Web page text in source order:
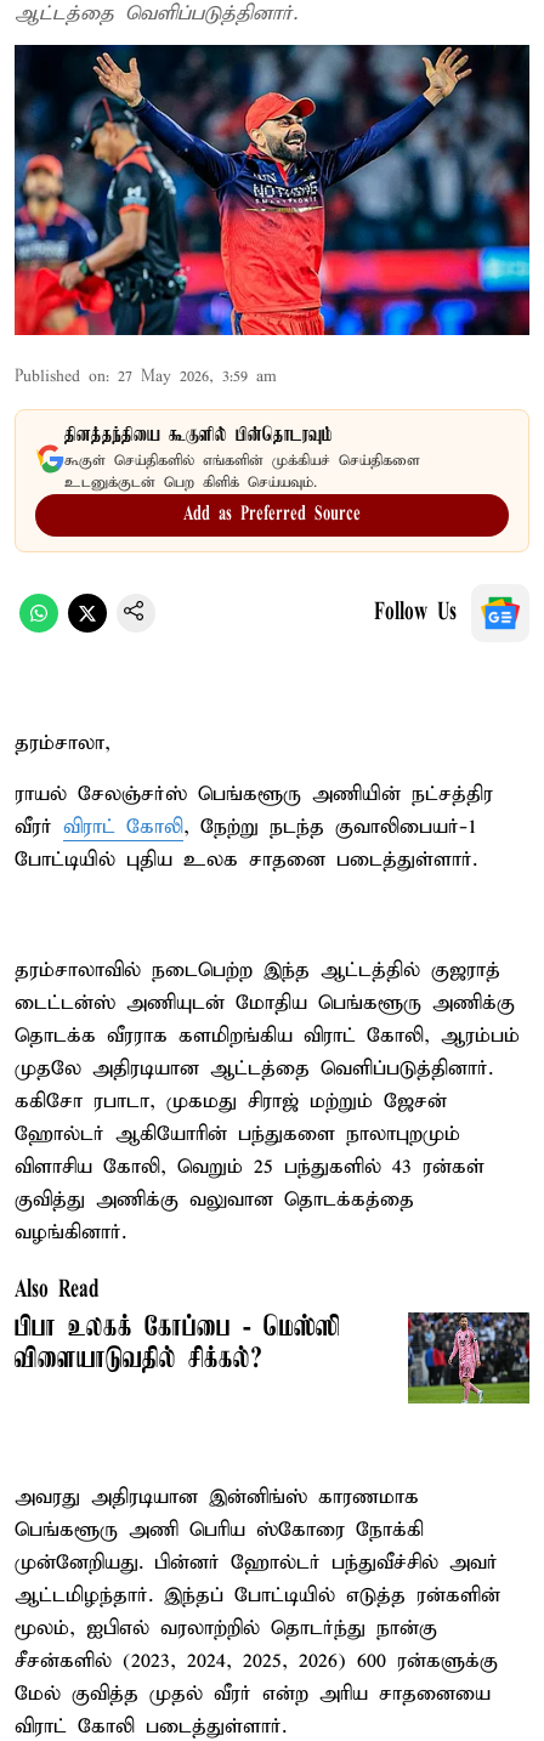
ஆட்டத்தை வெளிப்படுத்தினார்.
Published on: 27 May 2026, 3:59 am
தினத்தந்தியை கூகுளில் பின்தொடரவும்
கூகுள் செய்திகளில் எங்களின் முக்கியச் செய்திகளை
உடனுக்குடன் பெற கிளிக் செய்யவும்.
Add as Preferred Source
Follow Us
தரம்சாலா,
ராயல் சேலஞ்சர்ஸ் பெங்களூரு அணியின் நட்சத்திர
வீரர் விராட் கோலி, நேற்று நடந்த குவாலிபையர்-1
போட்டியில் புதிய உலக சாதனை படைத்துள்ளார்.
தரம்சாலாவில் நடைபெற்ற இந்த ஆட்டத்தில் குஜராத்
டைட்டன்ஸ் அணியுடன் மோதிய பெங்களூரு அணிக்கு
தொடக்க வீரராக களமிறங்கிய விராட் கோலி, ஆரம்பம்
முதலே அதிரடியான ஆட்டத்தை வெளிப்படுத்தினார்.
ககிசோ ரபாடா, முகமது சிராஜ் மற்றும் ஜேசன்
ஹோல்டர் ஆகியோரின் பந்துகளை நாலாபுறமும்
விளாசிய கோலி, வெறும் 25 பந்துகளில் 43 ரன்கள்
குவித்து அணிக்கு வலுவான தொடக்கத்தை
வழங்கினார்.
Also Read
பிபா உலகக் கோப்பை - மெஸ்ஸி
விளையாடுவதில் சிக்கல்?
அவரது அதிரடியான இன்னிங்ஸ் காரணமாக
பெங்களூரு அணி பெரிய ஸ்கோரை நோக்கி
முன்னேறியது. பின்னர் ஹோல்டர் பந்துவீச்சில் அவர்
ஆட்டமிழந்தார். இந்தப் போட்டியில் எடுத்த ரன்களின்
மூலம், ஐபிஎல் வரலாற்றில் தொடர்ந்து நான்கு
சீசன்களில் (2023, 2024, 2025, 2026) 600 ரன்களுக்கு
மேல் குவித்த முதல் வீரர் என்ற அரிய சாதனையை
விராட் கோலி படைத்துள்ளார்.